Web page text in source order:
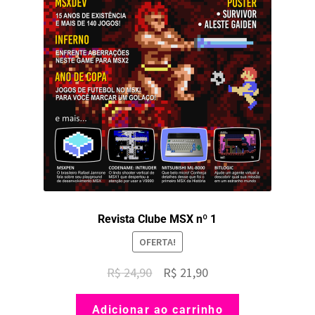
Revista Clube MSX nº 1
OFERTA!
R$24,90
preço
R$ 21,90O
preço
Adicionar ao carrinho